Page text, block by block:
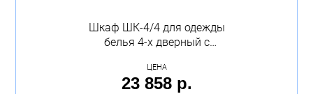
Шкаф ШК-4/4 для одежды
белья 4-х дверный с
2100х1600х520 орех
Феникс
ЦЕНА
23 858 р.